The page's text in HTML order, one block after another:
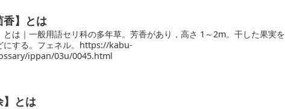
香】とは
とは｜一般用語セリ科の多年草。芳香があり，高さ 1～2m。干した果実を
にする。フェネル。https://kabu-
ippan/03u/0045.html
】とは